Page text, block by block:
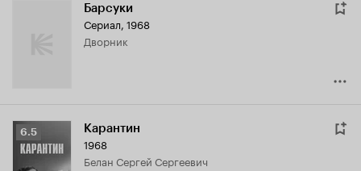
Барсуки
Сериал, 1968
дворник
Рейтинг
Кинопоиска
6.5
6.5 Карантин
1968
Белан Сергей Сергеевич